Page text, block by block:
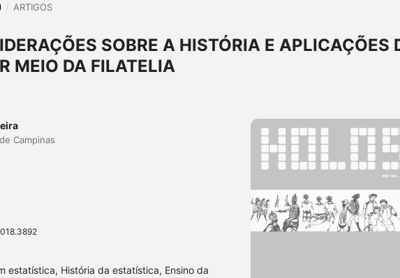
/ ARTIGOS
SOBRE A HISTÓRIA E APLICAÇÕES
MEIO DA FILATELIA
Campinas
estatística, História da estatística, Ensino da